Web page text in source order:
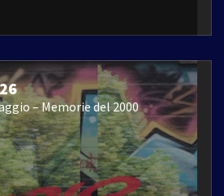
– Memorie del 2000